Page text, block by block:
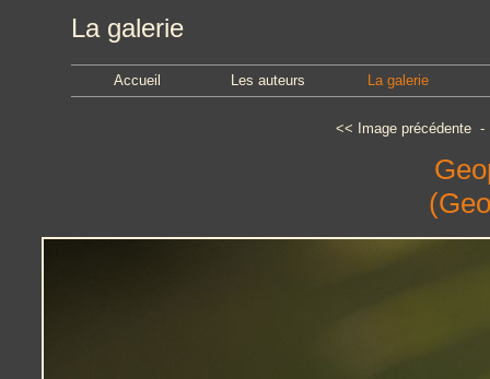
La galerie
Accueil Les auteurs La galerie
<< Image précédente